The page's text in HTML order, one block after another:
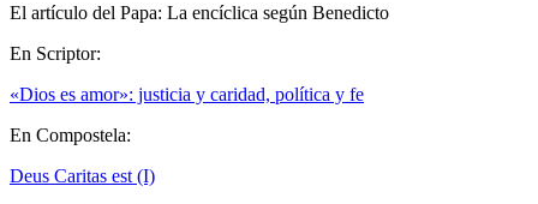
El artículo del Papa: La encíclica según Benedicto
En Scriptor:
«Dios es amor»: justicia y caridad, política y fe
En Compostela:
Deus Caritas est (I)